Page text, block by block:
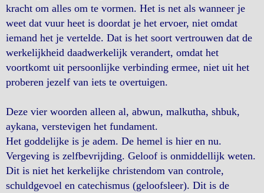
kracht om alles om te vormen. Het is net als wanneer je
weet dat vuur heet is doordat je het ervoer, niet omdat
iemand het je vertelde. Dat is het soort vertrouwen dat de
werkelijkheid daadwerkelijk verandert, omdat het
voortkomt uit persoonlijke verbinding ermee, niet uit het
proberen jezelf van iets te overtuigen.
Deze vier woorden alleen al, abwun, malkutha, shbuk,
aykana, verstevigen het fundament.
Het goddelijke is je adem. De hemel is hier en nu.
Vergeving is zelfbevrijding. Geloof is onmiddellijk weten.
Dit is niet het kerkelijke christendom van controle,
schuldgevoel en catechismus (geloofsleer). Dit is de